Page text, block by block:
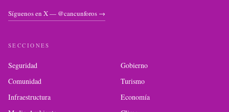
Síguenos en X — @cancunforos →
SECCIONES
Seguridad
Gobierno
Comunidad
Turismo
Infraestructura
Economía